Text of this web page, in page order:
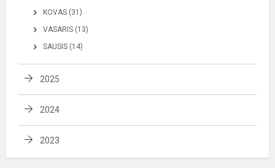
KOVAS (31)
VASARIS (13)
SAUSIS (14)
2025
2024
2023